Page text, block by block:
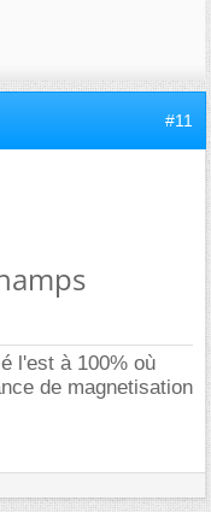
#11
l'est à 100% où
de magnetisation